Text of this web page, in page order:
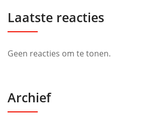
Laatste reacties
Geen reacties om te tonen.
Archief